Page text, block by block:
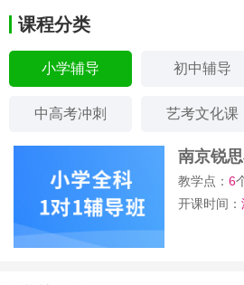
课程分类
小学辅导 初中辅导
中高考冲刺 艺考文化课
南京锐
班
教学点：6
开课时间：